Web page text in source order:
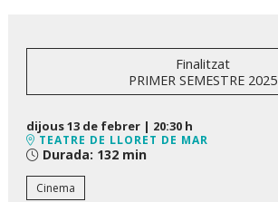
Finalitzat
PRIMER SEMESTRE 2025
dijous 13 de febrer | 20:30 h
TEATRE DE LLORET DE MAR
Durada: 132 min
Cinema